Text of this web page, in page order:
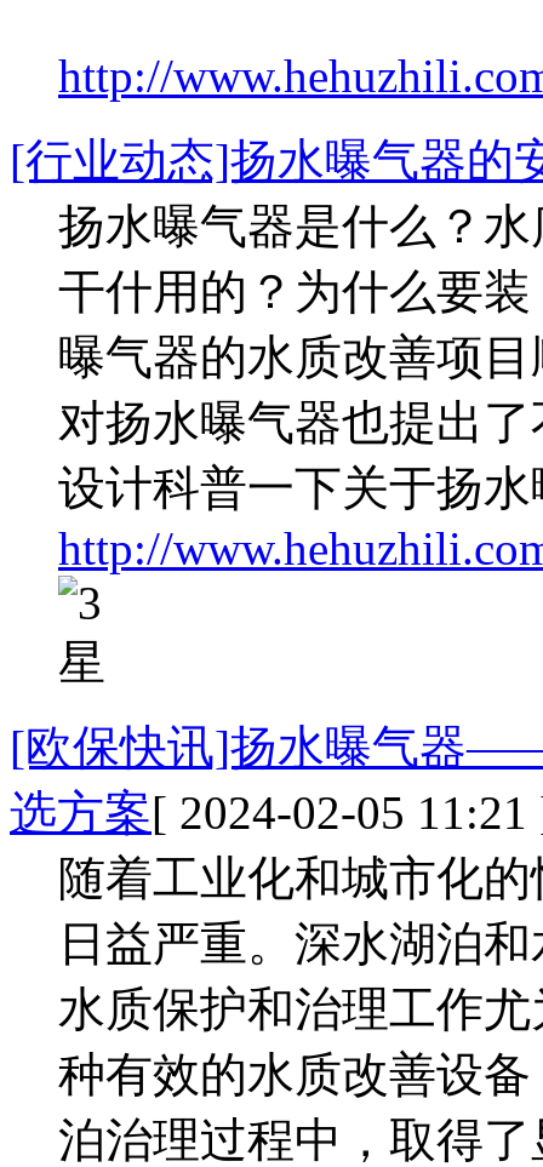
http://
[行业动态]扬水曝气器的
扬水曝气器是什么？
干什用的？为什么要
曝气器的水质改善项
对扬水曝气器也提出
设计科普一下关于扬
http://
[欧保快讯]扬水曝气器
选方案[ 2024-02-05 11:21
随着工业化和城市化
日益严重。深水湖泊
水质保护和治理工作
种有效的水质改善设
泊治理过程中，取得